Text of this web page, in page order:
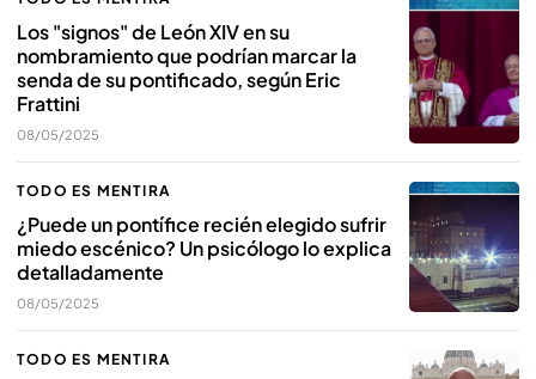
Los "signos" de León XIV en su
nombramiento que podrían marcar la
senda de su pontificado, según Eric
Frattini
08/05/2025
TODO ES MENTIRA
¿Puede un pontífice recién elegido sufrir
miedo escénico? Un psicólogo lo explica
detalladamente
08/05/2025
TODO ES MENTIRA